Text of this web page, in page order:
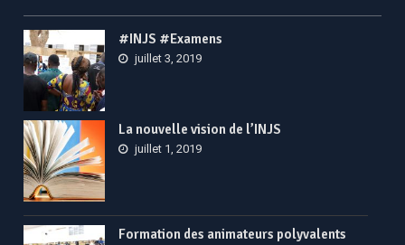
#INJS #Examens
juillet 3, 2019
La nouvelle vision de l’INJS
juillet 1, 2019
Formation des animateurs polyvalents